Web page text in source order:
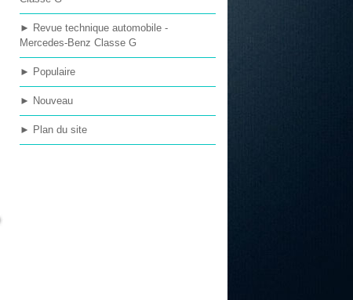
► Revue technique automobile -
Mercedes-Benz Classe G
► Populaire
► Nouveau
► Plan du site